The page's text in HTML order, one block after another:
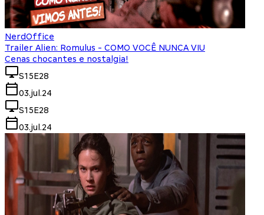
NerdOffice
Trailer Alien: Romulus - COMO VOCÊ NUNCA VIU
Cenas chocantes e nostalgia!
S15E28
03.jul.24
S15E28
03.jul.24